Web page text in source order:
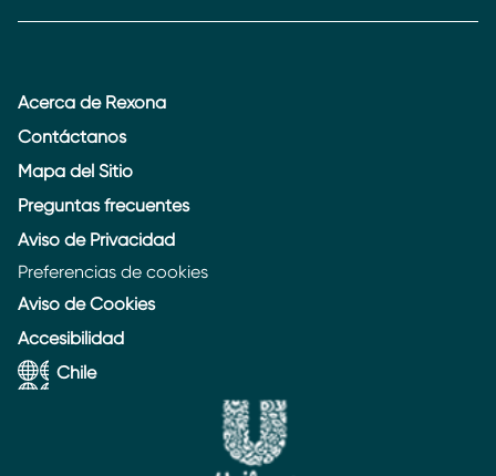
Acerca de Rexona
Contáctanos
Mapa del Sitio
Preguntas frecuentes
Aviso de Privacidad
Preferencias de cookies
Aviso de Cookies
Accesibilidad
Chile